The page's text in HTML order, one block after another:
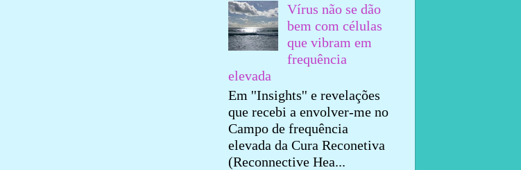
Vírus não se dão
bem com células
que vibram em
frequência
elevada
Em ''Insights'' e revelações
que recebi a envolver-me no
Campo de frequência
elevada da Cura Reconetiva
(Reconnective Hea...